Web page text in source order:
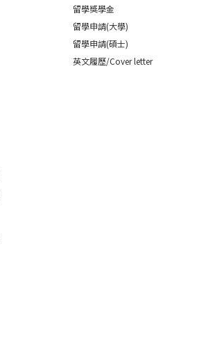
留學獎學金
留學申請(大學)
留學申請(碩士)
英文履歷/Cover letter